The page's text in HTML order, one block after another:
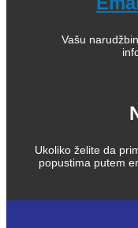
Vašu
Ukoliko želite da
popustima putem